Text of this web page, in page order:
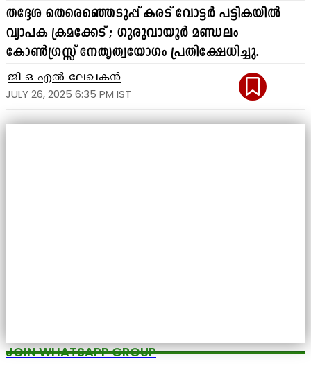
തദ്ദേശ തെരെഞ്ഞെടുപ്പ് കരട് വോട്ടർ പട്ടികയിൽ
വ്യാപക ക്രമക്കേട് ; ഗുരുവായൂർ മണ്ഡലം
കോൺഗ്രസ്സ് നേതൃത്വയോഗം പ്രതിക്ഷേധിച്ചു.
ജി ഒ എൽ ലേഖകൻ
JULY 26, 2025 6:35 PM IST
JOIN WHATSAPP GROUP